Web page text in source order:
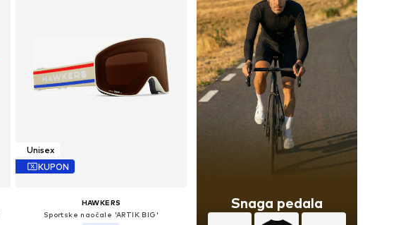
Unisex
KUPON
HAWKERS
Sportske naočale 'ARTIK BIG'
Snaga pedala